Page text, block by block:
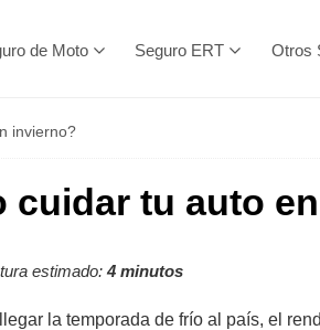
de Moto Seguro ERT Otros
invierno?
cuidar tu auto
estimado: 4 minutos
la temporada de frío al país, el